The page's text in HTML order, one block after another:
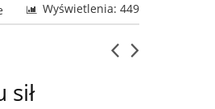
Wyświetlenia: 449